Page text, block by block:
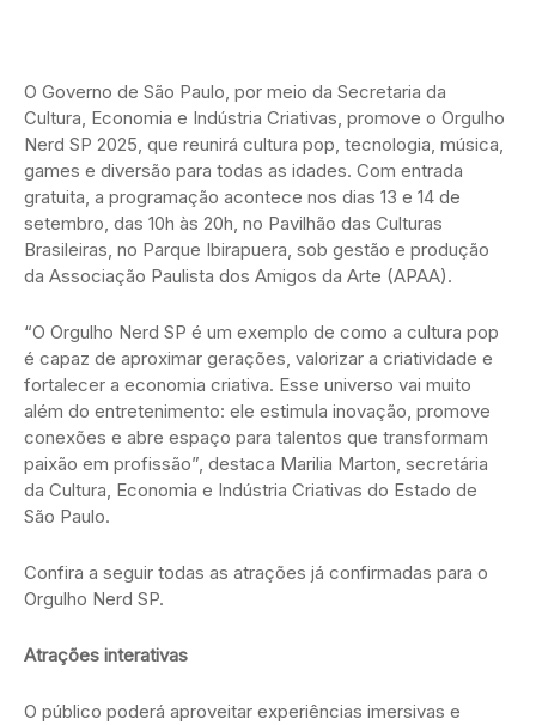
O Governo de São Paulo, por meio da Secretaria da
Cultura, Economia e Indústria Criativas, promove o Orgulho
Nerd SP 2025, que reunirá cultura pop, tecnologia, música,
games e diversão para todas as idades. Com entrada
gratuita, a programação acontece nos dias 13 e 14 de
setembro, das 10h às 20h, no Pavilhão das Culturas
Brasileiras, no Parque Ibirapuera, sob gestão e produção
da Associação Paulista dos Amigos da Arte (APAA).
“O Orgulho Nerd SP é um exemplo de como a cultura pop
é capaz de aproximar gerações, valorizar a criatividade e
fortalecer a economia criativa. Esse universo vai muito
além do entretenimento: ele estimula inovação, promove
conexões e abre espaço para talentos que transformam
paixão em profissão”, destaca Marilia Marton, secretária
da Cultura, Economia e Indústria Criativas do Estado de
São Paulo.
Confira a seguir todas as atrações já confirmadas para o
Orgulho Nerd SP.
Atrações interativas
O público poderá aproveitar experiências imersivas e